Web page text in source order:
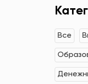
Все